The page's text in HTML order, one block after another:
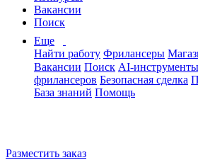
Вакансии
Поиск
Еще
Найти работу Фрилансеры
Вакансии Поиск AI-инструменты
фрилансеров Безопасная сделка
База знаний Помощь
Разместить заказ